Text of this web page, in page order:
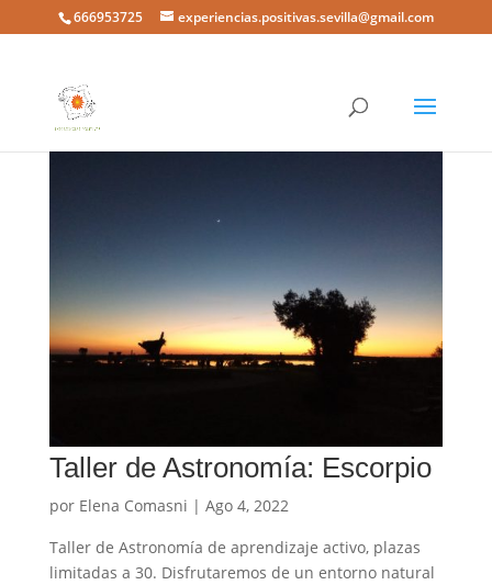
666953725 experiencias.positivas.sevilla@gmail.com
Taller de Astronomía: Escorpio
por Elena Comasni | Ago 4, 2022
Taller de Astronomía de aprendizaje activo, plazas
limitadas a 30. Disfrutaremos de un entorno natural